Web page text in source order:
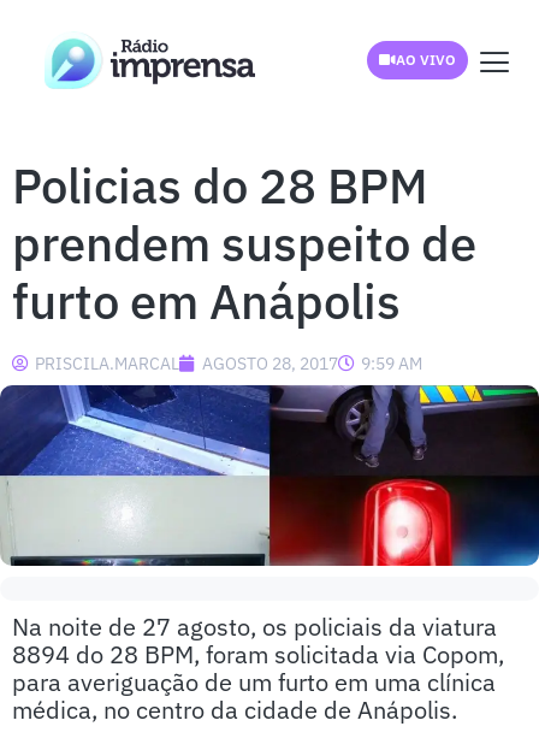
AO VIVO
Policias do 28 BPM
prendem suspeito de
furto em Anápolis
PRISCILA.MARCAL AGOSTO 28, 2017 9:59 AM
Na noite de 27 agosto, os policiais da viatura
8894 do 28 BPM, foram solicitada via Copom,
para averiguação de um furto em uma clínica
médica, no centro da cidade de Anápolis.